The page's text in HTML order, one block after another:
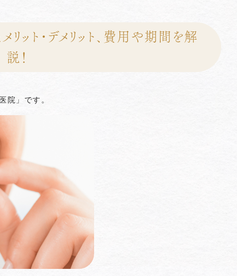
リット・デメリット、費用や期間を解
説！
院」です。